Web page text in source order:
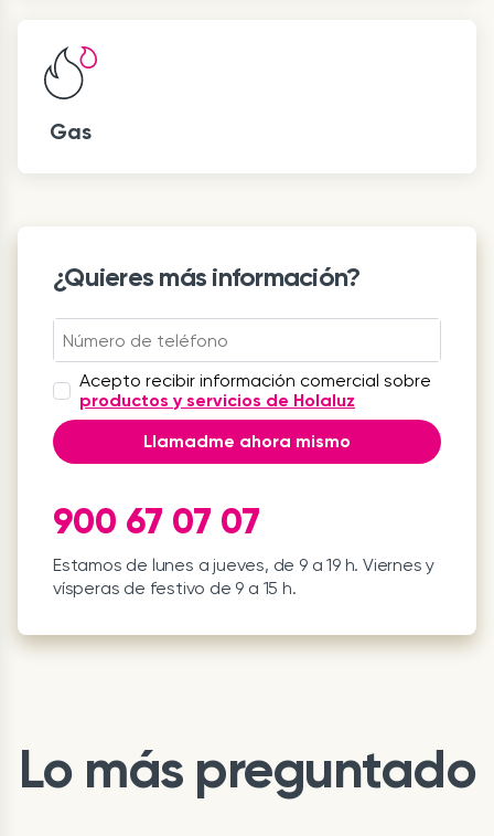
Gas
¿Quieres más información?
Acepto recibir información comercial sobre
productos y servicios de Holaluz
Llamadme ahora mismo
900 67 07 07
Estamos de lunes a jueves, de 9 a 19 h. Viernes y
vísperas de festivo de 9 a 15 h.
Lo más preguntado